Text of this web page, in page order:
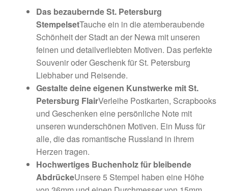
Das bezaubernde St. Petersburg
StempelsetTauche ein in die atemberaubende
Schönheit der Stadt an der Newa mit unseren
feinen und detailverliebten Motiven. Das perfekte
Souvenir oder Geschenk für St. Petersburg
Liebhaber und Reisende.
Gestalte deine eigenen Kunstwerke mit St.
Petersburg FlairVerleihe Postkarten, Scrapbooks
und Geschenken eine persönliche Note mit
unseren wunderschönen Motiven. Ein Muss für
alle, die das romantische Russland in ihrem
Herzen tragen.
Hochwertiges Buchenholz für bleibende
AbdrückeUnsere 5 Stempel haben eine Höhe